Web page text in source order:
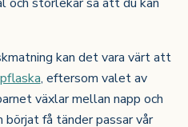
kan det vara värt att
, eftersom valet av
växlar mellan napp och
få tänder passar vår